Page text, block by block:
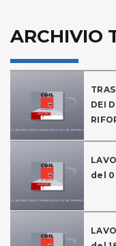
ARCHIVIO
DEI
del